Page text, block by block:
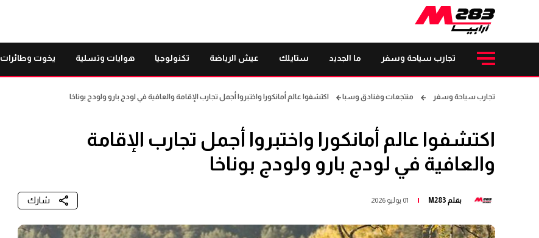
تجارب سياحة وسفر ما الجديد ستايلك عيش الرياضة تكنولوجيا هوايات وتسلية يخوت وطائرات
تجارب سياحة وسفر منتجعات وفنادق وسبا اكتشفوا عالم أمانكورا واختبروا أجمل تجارب الإقامة والعافية في لودج بارو ولودج بوناخا
اكتشفوا عالم أمانكورا واختبروا أجمل تجارب الإقامة
والعافية في لودج بارو ولودج بوناخا
بقلم M283 01 يوليو 2026 شارك